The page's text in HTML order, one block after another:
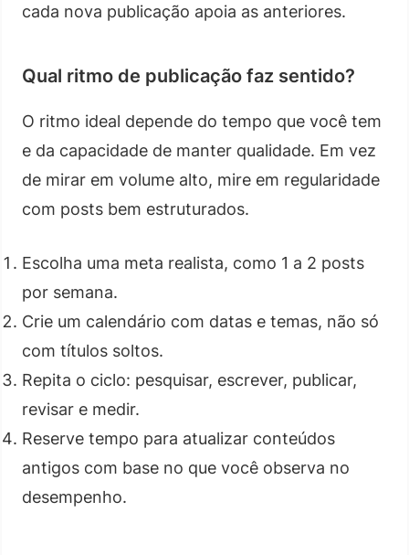
cada nova publicação apoia as anteriores.
Qual ritmo de publicação faz sentido?
O ritmo ideal depende do tempo que você tem
e da capacidade de manter qualidade. Em vez
de mirar em volume alto, mire em regularidade
com posts bem estruturados.
Escolha uma meta realista, como 1 a 2 posts
por semana.
Crie um calendário com datas e temas, não só
com títulos soltos.
Repita o ciclo: pesquisar, escrever, publicar,
revisar e medir.
Reserve tempo para atualizar conteúdos
antigos com base no que você observa no
desempenho.